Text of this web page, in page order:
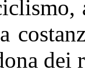
dei